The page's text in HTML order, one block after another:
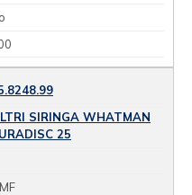
SIRINGA WHATMAN
25